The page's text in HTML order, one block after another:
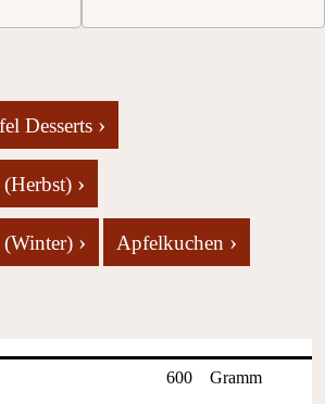
Desserts ›
›
› Apfelkuchen ›
600
Gramm